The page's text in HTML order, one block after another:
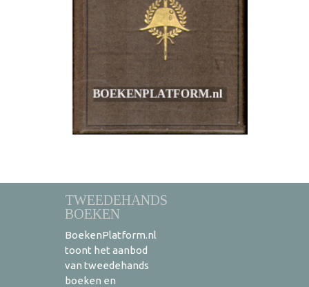
TWEEDEHANDS
BOEKEN
BoekenPlatform.nl
toont het aanbod
van tweedehands
boeken en